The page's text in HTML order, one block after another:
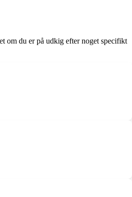
om du er på udkig efter noget specifikt